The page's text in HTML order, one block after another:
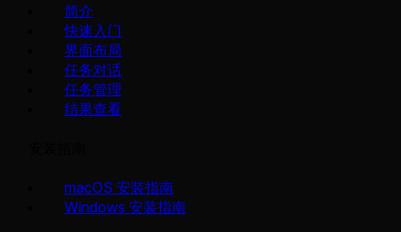
简介
快速入门
界面布局
任务对话
任务管理
结果查看
macOS 安装指南
Windows 安装指南